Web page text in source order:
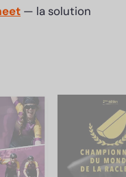
— la solution